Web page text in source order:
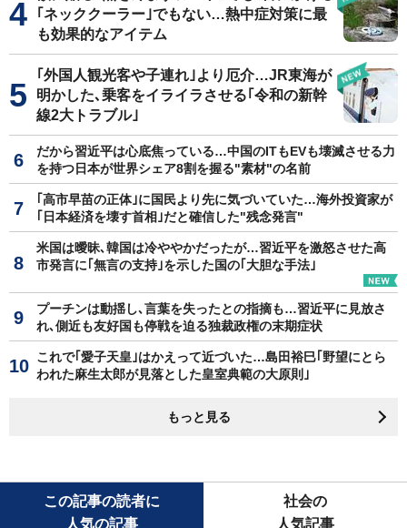
｢ネッククーラー｣でもない…熱中症対策に最
も効果的なアイテム
｢外国人観光客や子連れ｣より厄介…JR東海が
明かした､乗客をイライラさせる｢令和の新幹
線2大トラブル｣
だから習近平は心底焦っている…中国のITもEVも壊滅させる力
を持つ日本が世界シェア8割を握る"素材"の名前
｢高市早苗の正体｣に国民より先に気づいていた…海外投資家が
｢日本経済を壊す首相｣だと確信した"残念発言"
米国は曖昧､韓国は冷ややかだったが…習近平を激怒させた高
市発言に｢無言の支持｣を示した国の｢大胆な手法｣
プーチンは動揺し､言葉を失ったとの指摘も…習近平に見放さ
れ､側近も友好国も停戦を迫る独裁政権の末期症状
これで｢愛子天皇｣はかえって近づいた…島田裕巳｢野望にとら
われた麻生太郎が見落とした皇室典範の大原則｣
もっと見る
この記事の読者に
人気の記事
社会の
人気記事